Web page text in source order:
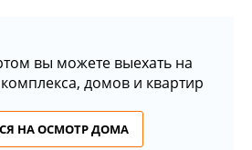
вы можете выехать на
домов и квартир
НА ОСМОТР ДОМА